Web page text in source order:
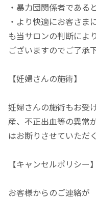
・暴力団関係者である
・より快適にお客さま
も当サロンの判断によ
ございますのでご了承
【妊婦さんの施術】
妊婦さんの施術もお受
産、不正出血等の異常
はお断りさせていただ
【キャンセルポリシー】
お客様からのご連絡が